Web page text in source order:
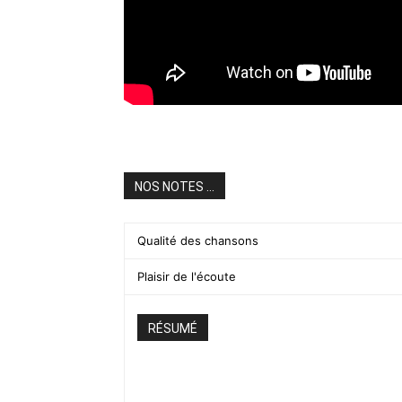
NOS NOTES ...
Qualité des chansons
Plaisir de l'écoute
RÉSUMÉ